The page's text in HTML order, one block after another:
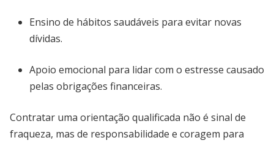
Ensino de hábitos saudáveis para evitar novas
dívidas.
Apoio emocional para lidar com o estresse causado
pelas obrigações financeiras.
Contratar uma orientação qualificada não é sinal de
fraqueza, mas de responsabilidade e coragem para